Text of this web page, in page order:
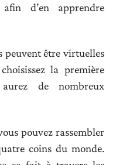
d’en apprendre
peuvent être virtuelles
la première
de nombreux
pouvez rassembler
coins du monde.